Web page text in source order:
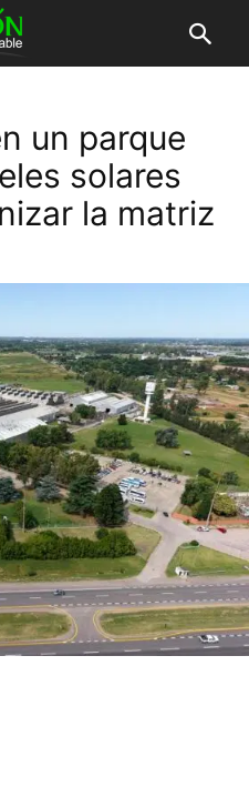
un parque
solares
la matriz